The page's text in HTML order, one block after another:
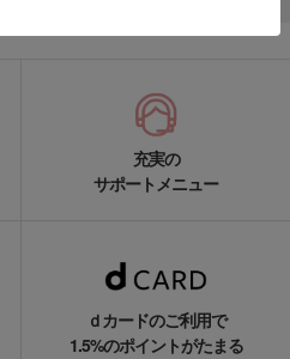
充実の
サポートメニュー
ｄカードのご利用で
1.5%のポイントがたまる